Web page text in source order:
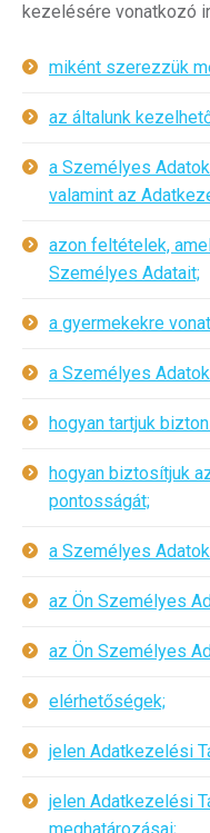
kezelésére vonatkozó
miként szerezzük
az általunk
a Személyes
valamint az
azon feltételek,
Személyes Adatait;
a gyermekekre
a Személyes
hogyan tartjuk
hogyan biztosítjuk
pontosságát;
a Személyes
az Ön Személyes
az Ön Személyes
elérhetőségek;
jelen Adatkezelési
jelen Adatkezelési